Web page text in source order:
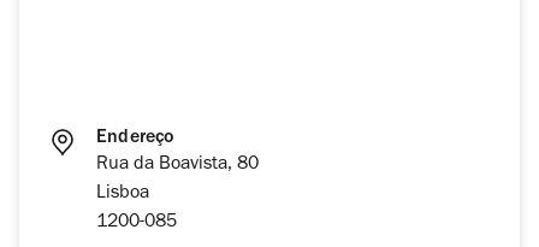
Endereço
Rua da Boavista, 80
Lisboa
1200-085